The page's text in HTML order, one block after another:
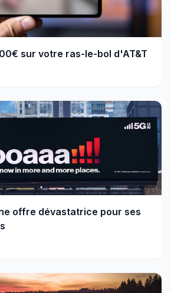
sur votre ras-le-bol d'AT&T
offre dévastatrice pour ses